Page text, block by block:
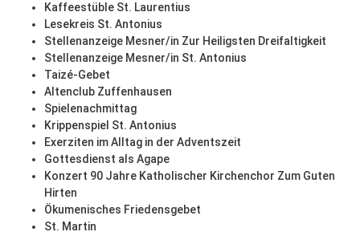
Kaffeestüble St. Laurentius
Lesekreis St. Antonius
Stellenanzeige Mesner/in Zur Heiligsten Dreifaltigkeit
Stellenanzeige Mesner/in St. Antonius
Taizé-Gebet
Altenclub Zuffenhausen
Spielenachmittag
Krippenspiel St. Antonius
Exerziten im Alltag in der Adventszeit
Gottesdienst als Agape
Konzert 90 Jahre Katholischer Kirchenchor Zum Guten
Hirten
Ökumenisches Friedensgebet
St. Martin